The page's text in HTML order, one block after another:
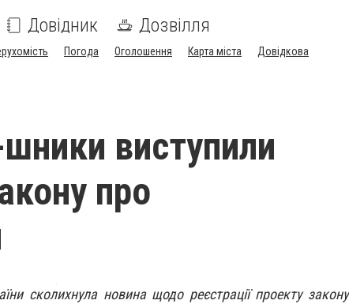
Довідник Дозвілля
Погода Оголошення Карта міста Довідкова
виступили
про
сколихнула новина щодо реєстрації проекту закону